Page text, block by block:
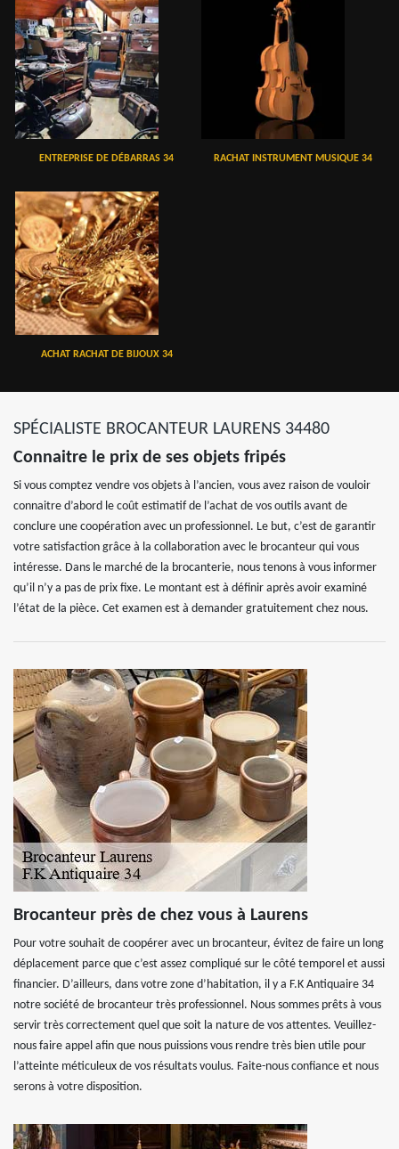
ENTREPRISE DE DÉBARRAS 34 RACHAT INSTRUMENT MUSIQUE 34
ACHAT RACHAT DE BIJOUX 34
SPÉCIALISTE BROCANTEUR LAURENS 34480
Connaitre le prix de ses objets fripés
Si vous comptez vendre vos objets à l’ancien, vous avez raison de vouloir
connaitre d’abord le coût estimatif de l’achat de vos outils avant de
conclure une coopération avec un professionnel. Le but, c’est de garantir
votre satisfaction grâce à la collaboration avec le brocanteur qui vous
intéresse. Dans le marché de la brocanterie, nous tenons à vous informer
qu’il n’y a pas de prix fixe. Le montant est à définir après avoir examiné
l’état de la pièce. Cet examen est à demander gratuitement chez nous.
Brocanteur près de chez vous à Laurens
Pour votre souhait de coopérer avec un brocanteur, évitez de faire un long
déplacement parce que c’est assez compliqué sur le côté temporel et aussi
financier. D’ailleurs, dans votre zone d’habitation, il y a F.K Antiquaire 34
notre société de brocanteur très professionnel. Nous sommes prêts à vous
servir très correctement quel que soit la nature de vos attentes. Veuillez-
nous faire appel afin que nous puissions vous rendre très bien utile pour
l’atteinte méticuleux de vos résultats voulus. Faite-nous confiance et nous
serons à votre disposition.